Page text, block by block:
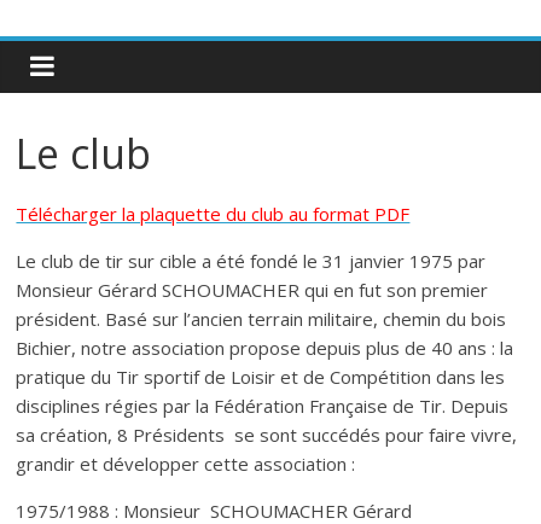
Le club
Télécharger la plaquette du club au format PDF
Le club de tir sur cible a été fondé le 31 janvier 1975 par
Monsieur Gérard SCHOUMACHER qui en fut son premier
président. Basé sur l’ancien terrain militaire, chemin du bois
Bichier, notre association propose depuis plus de 40 ans : la
pratique du Tir sportif de Loisir et de Compétition dans les
disciplines régies par la Fédération Française de Tir. Depuis
sa création, 8 Présidents se sont succédés pour faire vivre,
grandir et développer cette association :
1975/1988 : Monsieur SCHOUMACHER Gérard